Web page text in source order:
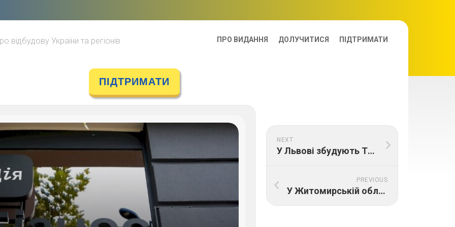
відбудову України та регіонів ПРО ВИДАННЯ ДОЛУЧИТИСЯ ПІДТРИМАТИ
ПІДТРИМАТИ
NEXT
У Львові збудують ТЕЦ на трісці – забезпечить чверть потреб міста у теплі
PREVIOUS
У Житомирс­ькій області запустили новий завод з виробництва щебеня